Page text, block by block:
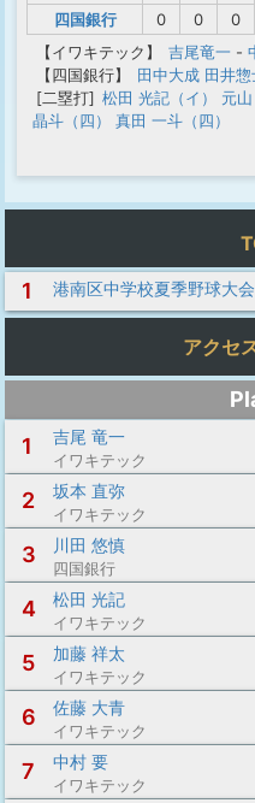
四国銀行
0 0 0
【イワキテック】
吉尾竜一 -
【四国銀行】
田中大成 田井惣
[二塁打] 松田 光記（イ） 元山
晶斗（四）
真田 一斗（四）
1 港南区中学校夏季野球大
アクセ
1
吉尾 竜一
イワキテック
2 坂本 直弥
イワキテック
3 川田 悠慎
四国銀行
4 松田 光記
イワキテック
5 加藤 祥太
イワキテック
6 佐藤 大青
イワキテック
7 中村 要
イワキテック